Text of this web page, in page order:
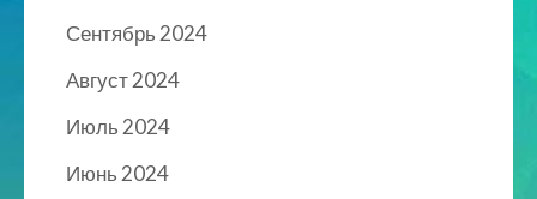
Сентябрь 2024
Август 2024
Июль 2024
Июнь 2024